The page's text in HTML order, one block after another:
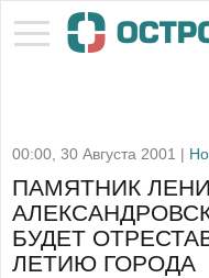
00:00, 30 Августа 2001 |
ПАМЯТНИК
БУДЕТ
ЛЕТИЮ ГОРОДА